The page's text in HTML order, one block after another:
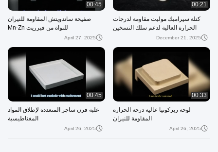
00:21
كتلة سيراميك موليت مقاومة لدرجات
الحرارة العالية لدعم سلك التسخين
December 21, 2025
00:45
صفيحة ساندويتش المقاومة للنيران
للنواة من فيرريت Mn-Zn
April 27, 2025
00:33
لوحة زيركونيا عالية درجة الحرارة
المقاومة للنيران
April 26, 2025
00:45
علبة فرن ساجر المتعددة لإطلاق المواد
المغناطيسية
April 26, 2025